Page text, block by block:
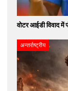
वोटर आईडी विवाद
अन्तर्राष्ट्रीय